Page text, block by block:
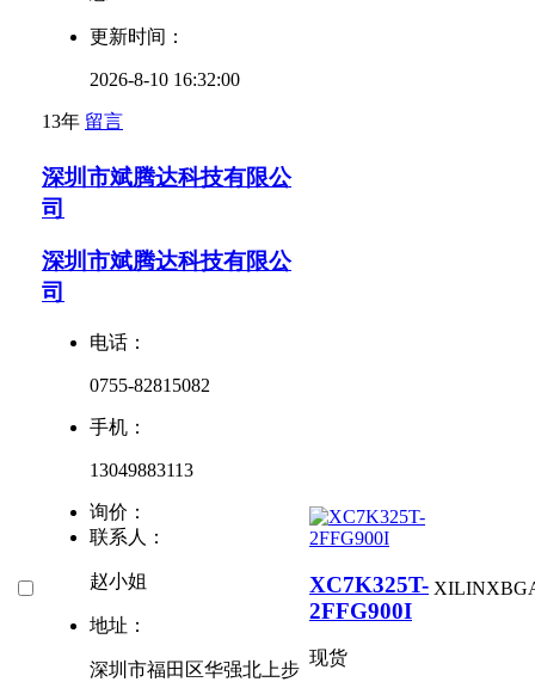
更新时间：
2026-8-10 16:32:00
13年 留言
深圳市斌腾达科技有限公
司
深圳市斌腾达科技有限公
司
电话：
0755-82815082
手机：
13049883113
询价：
联系人：
赵小姐
地址：
深圳市福田区华强北上步
XC7K325T-
2FFG900I
现货
XILINX